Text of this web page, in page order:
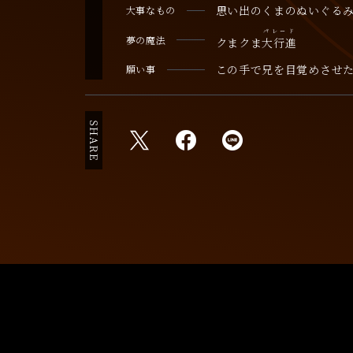
大事なもの 思い出のくまのぬいぐる
夢の魔法 クまクま大行進
パレード
願い事 この手で兄を目覚めさせ